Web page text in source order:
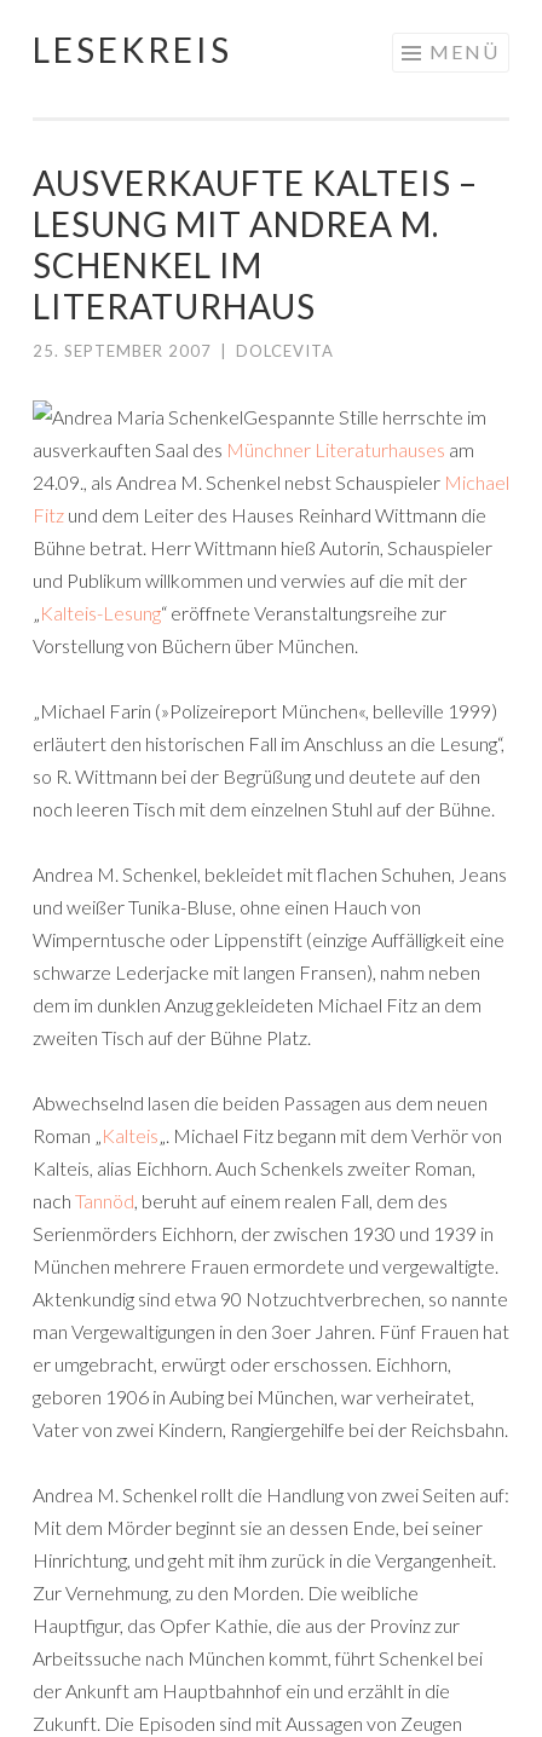
Springe
LESEKREIS MENÜ
AUSVERKAUFTE KALTEIS –
LESUNG MIT ANDREA M.
SCHENKEL IM
LITERATURHAUS
25. SEPTEMBER 2007 DOLCEVITA
Gespannte Stille herrschte im
ausverkauften Saal des Münchner Literaturhauses am
24.09., als Andrea M. Schenkel nebst Schauspieler Michael
Fitz und dem Leiter des Hauses Reinhard Wittmann die
Bühne betrat. Herr Wittmann hieß Autorin, Schauspieler
und Publikum willkommen und verwies auf die mit der
„Kalteis-Lesung“ eröffnete Veranstaltungsreihe zur
Vorstellung von Büchern über München.
„Michael Farin (»Polizeireport München«, belleville 1999)
erläutert den historischen Fall im Anschluss an die Lesung“,
so R. Wittmann bei der Begrüßung und deutete auf den
noch leeren Tisch mit dem einzelnen Stuhl auf der Bühne.
Andrea M. Schenkel, bekleidet mit flachen Schuhen, Jeans
und weißer Tunika-Bluse, ohne einen Hauch von
Wimperntusche oder Lippenstift (einzige Auffälligkeit eine
schwarze Lederjacke mit langen Fransen), nahm neben
dem im dunklen Anzug gekleideten Michael Fitz an dem
zweiten Tisch auf der Bühne Platz.
Abwechselnd lasen die beiden Passagen aus dem neuen
Roman „Kalteis„. Michael Fitz begann mit dem Verhör von
Kalteis, alias Eichhorn. Auch Schenkels zweiter Roman,
nach Tannöd, beruht auf einem realen Fall, dem des
Serienmörders Eichhorn, der zwischen 1930 und 1939 in
München mehrere Frauen ermordete und vergewaltigte.
Aktenkundig sind etwa 90 Notzuchtverbrechen, so nannte
man Vergewaltigungen in den 3oer Jahren. Fünf Frauen hat
er umgebracht, erwürgt oder erschossen. Eichhorn,
geboren 1906 in Aubing bei München, war verheiratet,
Vater von zwei Kindern, Rangiergehilfe bei der Reichsbahn.
Andrea M. Schenkel rollt die Handlung von zwei Seiten auf:
Mit dem Mörder beginnt sie an dessen Ende, bei seiner
Hinrichtung, und geht mit ihm zurück in die Vergangenheit.
Zur Vernehmung, zu den Morden. Die weibliche
Hauptfigur, das Opfer Kathie, die aus der Provinz zur
Arbeitssuche nach München kommt, führt Schenkel bei
der Ankunft am Hauptbahnhof ein und erzählt in die
Zukunft. Die Episoden sind mit Aussagen von Zeugen